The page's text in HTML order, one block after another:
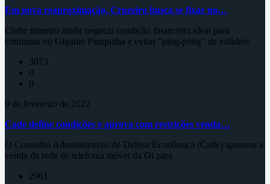
Em nova reaproximação, Cruzeiro busca se fixar no…
Clube mineiro ainda negocia condição financeira ideal para
continuar no Gigante Pampulha e evitar "ping-pong" de estádios
3073
0
0
9 de fevereiro de 2022
Cade define condições e aprova com restrições venda…
O Conselho Administrativo de Defesa Econômica (Cade) aprovou a
venda da rede de telefonia móvel da Oi para
2961